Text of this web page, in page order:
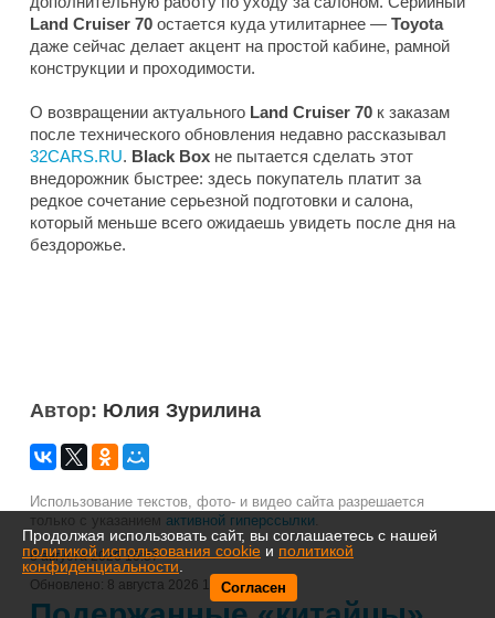
Land Cruiser 70 остается куда утилитарнее — Toyota
даже сейчас делает акцент на простой кабине, рамной
конструкции и проходимости.
О возвращении актуального Land Cruiser 70 к заказам
после технического обновления недавно рассказывал
32CARS.RU. Black Box не пытается сделать этот
внедорожник быстрее: здесь покупатель платит за
редкое сочетание серьезной подготовки и салона,
который меньше всего ожидаешь увидеть после дня на
бездорожье.
Автор: Юлия Зурилина
Использование текстов, фото- и видео сайта разрешается
только с указанием активной гиперссылки
8 августа 2026 10:57
Обновлено: 8 августа 2026 10:58
Продолжая использовать сайт, вы соглашаетесь с нашей
политикой использования cookie и политикой
конфиденциальности
Согласен